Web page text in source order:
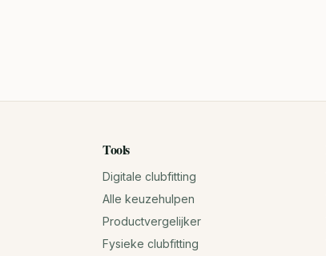
Tools
Digitale clubfitting
Alle keuzehulpen
Productvergelijker
Fysieke clubfitting